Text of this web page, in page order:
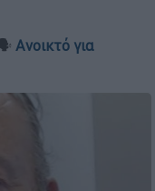
Ανοικτό για